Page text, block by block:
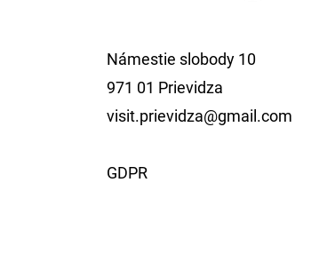
Námestie slobody 10
971 01 Prievidza
visit.prievidza@gmail.com
GDPR